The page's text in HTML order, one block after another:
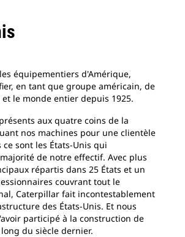
équipementiers d'Amérique,
en tant que groupe américain, de
le monde entier depuis 1925.
aux quatre coins de la
nos machines pour une clientèle
sont les États-Unis qui
de notre effectif. Avec plus
répartis dans 25 États et un
couvrant tout le
Caterpillar fait incontestablement
des États-Unis. Et nous
participé à la construction de
du siècle dernier.